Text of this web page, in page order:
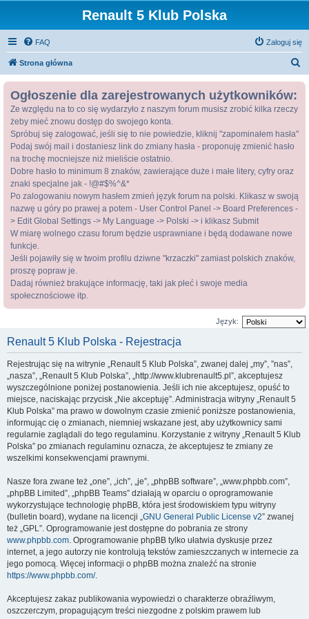
Renault 5 Klub Polska
FAQ Zaloguj się
Strona główna
Ogłoszenie dla zarejestrowanych użytkowników:
Ze względu na to co się wydarzyło z naszym forum musisz zrobić kilka rzeczy
żeby mieć znowu dostęp do swojego konta.
Spróbuj się zalogować, jeśli się to nie powiedzie, kliknij "zapominałem hasła"
Podaj swój mail i dostaniesz link do zmiany hasła - proponuję zmienić hasło
na trochę mocniejsze niż mieliście ostatnio.
Dobre hasło to minimum 8 znaków, zawierające duże i małe litery, cyfry oraz
znaki specjalne jak - !@#$%^&*
Po zalogowaniu nowym hasłem zmień język forum na polski. Klikasz w swoją
nazwę u góry po prawej a potem - User Control Panel -> Board Preferences -
> Edit Global Settings -> My Language -> Polski -> i klikasz Submit
W miarę wolnego czasu forum będzie usprawniane i będą dodawane nowe
funkcje.
Jeśli pojawiły się w twoim profilu dziwne "krzaczki" zamiast polskich znaków,
proszę popraw je.
Dadaj również brakujące informację, taki jak płeć i swoje media
społecznościowe itp.
Język:
Renault 5 Klub Polska - Rejestracja
Rejestrując się na witrynie „Renault 5 Klub Polska”, zwanej dalej „my”, ”nas”,
„nasza”, „Renault 5 Klub Polska”, „http://www.klubrenault5.pl”, akceptujesz
wyszczególnione poniżej postanowienia. Jeśli ich nie akceptujesz, opuść to
miejsce, naciskając przycisk „Nie akceptuję”. Administracja witryny „Renault 5
Klub Polska” ma prawo w dowolnym czasie zmienić poniższe postanowienia,
informując cię o zmianach, niemniej wskazane jest, aby użytkownicy sami
regularnie zaglądali do tego regulaminu. Korzystanie z witryny „Renault 5 Klub
Polska” po zmianach regulaminu oznacza, że akceptujesz te zmiany ze
wszelkimi konsekwencjami prawnymi.
Nasze fora zwane też „one”, „ich”, „je”, „phpBB software”, „www.phpbb.com”,
„phpBB Limited”, „phpBB Teams” działają w oparciu o oprogramowanie
wykorzystujące technologię phpBB, która jest środowiskiem typu witryny
(bulletin board), wydane na licencji „GNU General Public License v2” zwanej
też „GPL”. Oprogramowanie jest dostępne do pobrania ze strony
www.phpbb.com. Oprogramowanie phpBB tylko ułatwia dyskusje przez
internet, a jego autorzy nie kontrolują tekstów zamieszczanych w internecie za
jego pomocą. Więcej informacji o phpBB można znaleźć na stronie
https://www.phpbb.com/.
Akceptujesz zakaz publikowania wypowiedzi o charakterze obraźliwym,
oszczerczym, propagującym treści niezgodne z polskim prawem lub